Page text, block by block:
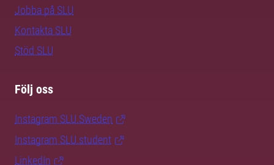
Jobba på SLU
Kontakta SLU
Stöd SLU
Följ oss
Instagram SLU.Sweden
Instagram SLU.student
LinkedIn